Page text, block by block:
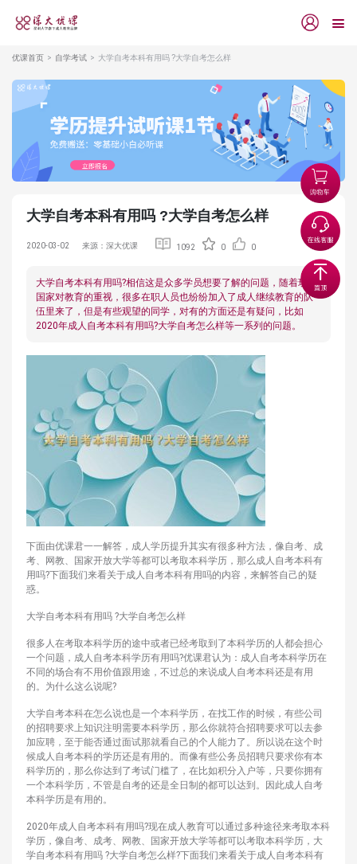
优课首页 自学考试 大学自考本科有用吗 ?大学自考怎么样
大学自考本科有用吗 ?大学自考怎么样
2020-03-02 来源：深大优课 1092 0 0
大学自考本科有用吗?相信这是众多学员想要了解的问题，随着现在
国家对教育的重视，很多在职人员也纷纷加入了成人继续教育的队
伍里来了，但是有些观望的同学，对有的方面还是有疑问，比如
2020年成人自考本科有用吗?大学自考怎么样等一系列的问题。
下面由优课君一一解答，成人学历提升其实有很多种方法，像自考、成
考、网教、国家开放大学等都可以考取本科学历，那么成人自考本科有
用吗?下面我们来看关于成人自考本科有用吗的内容，来解答自己的疑
惑。
大学自考本科有用吗 ?大学自考怎么样
很多人在考取本科学历的途中或者已经考取到了本科学历的人都会担心
一个问题，成人自考本科学历有用吗?优课君认为：成人自考本科学历在
不同的场合有不用价值跟用途，不过总的来说成人自考本科还是有用
的。为什么这么说呢?
大学自考本科在怎么说也是一个本科学历，在找工作的时候，有些公司
的招聘要求上知识注明需要本科学历，那么你就符合招聘要求可以去参
加应聘，至于能否通过面试那就看自己的个人能力了。所以说在这个时
候成人自考本科的学历还是有用的。而像有些公务员招聘只要求你有本
科学历的，那么你达到了考试门槛了，在比如积分入户等，只要你拥有
一个本科学历，不管是自考的还是全日制的都可以达到。因此成人自考
本科学历是有用的。
2020年成人自考本科有用吗?现在成人教育可以通过多种途径来考取本科
学历，像自考、成考、网教、国家开放大学等都可以考取本科学历，大
学自考本科有用吗 ?大学自考怎么样?下面我们来看关于成人自考本科有